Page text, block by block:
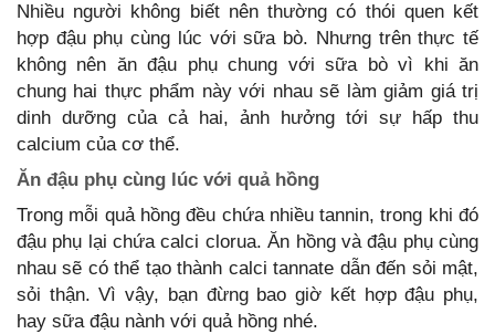
Nhiều người không biết nên thường có thói quen kết
hợp đậu phụ cùng lúc với sữa bò. Nhưng trên thực tế
không nên ăn đậu phụ chung với sữa bò vì khi ăn
chung hai thực phẩm này với nhau sẽ làm giảm giá trị
dinh dưỡng của cả hai, ảnh hưởng tới sự hấp thu
calcium của cơ thể.
Ăn đậu phụ cùng lúc với quả hồng
Trong mỗi quả hồng đều chứa nhiều tannin, trong khi đó
đậu phụ lại chứa calci clorua. Ăn hồng và đậu phụ cùng
nhau sẽ có thể tạo thành calci tannate dẫn đến sỏi mật,
sỏi thận. Vì vậy, bạn đừng bao giờ kết hợp đậu phụ,
hay sữa đậu nành với quả hồng nhé.